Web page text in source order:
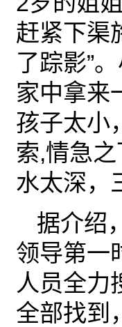
赶紧下渠
了踪影”
家中拿来
孩子太小
索,情急
水太深，
据介绍
领导第一
人员全力
全部找到